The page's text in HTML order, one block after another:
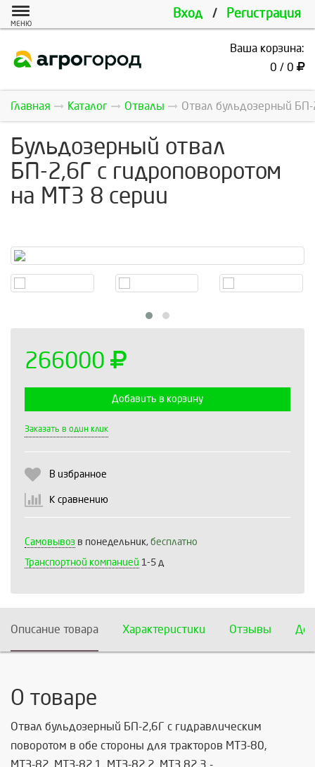
Вход / Регистрация
МЕНЮ
Ваша корзина:
0 / 0
Главная Каталог Отвалы Отвал бульдозерный
Бульдозерный отвал
БП-2,6Г с гидроповоротом
на МТЗ 8 серии
266000
Добавить в корзину
Заказать в один клик
В избранное
К сравнению
Самовывоз в понедельник, бесплатно
Транспортной компанией 1-5 д
Описание товара Характеристики Отзывы
О товаре
Отвал бульдозерный БП-2,6Г с гидравлическим
поворотом в обе стороны для тракторов МТЗ-80,
МТЗ-82, МТЗ-82.1, МТЗ-82.2, МТЗ 82.3 -